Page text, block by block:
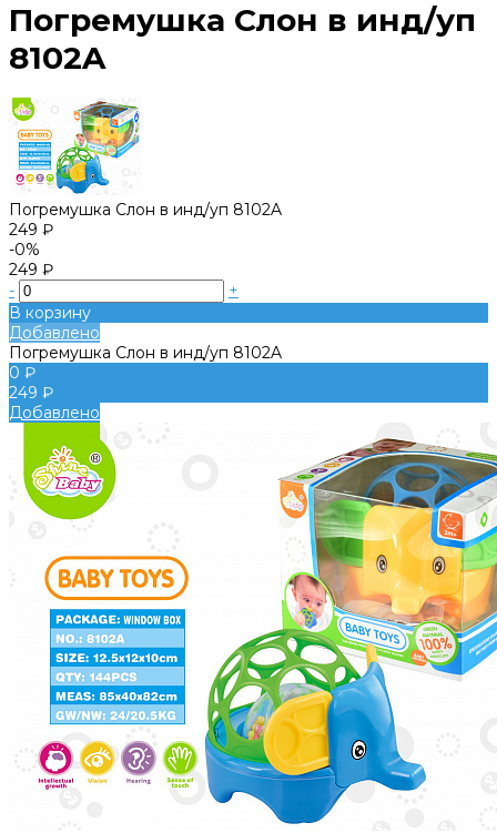
Погремушка Слон в инд/уп
8102A
Погремушка Слон в инд/уп 8102A
249 ₽
-0%
249 ₽
-
+
В корзину
Добавлено
Погремушка Слон в инд/уп 8102A
0 ₽
249 ₽
Добавлено